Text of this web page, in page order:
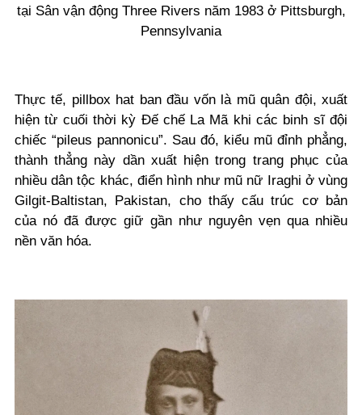
tại Sân vận động Three Rivers năm 1983 ở Pittsburgh,
Pennsylvania
Thực tế, pillbox hat ban đầu vốn là mũ quân đội, xuất
hiện từ cuối thời kỳ Đế chế La Mã khi các binh sĩ đội
chiếc “pileus pannonicu”. Sau đó, kiểu mũ đỉnh phẳng,
thành thẳng này dần xuất hiện trong trang phục của
nhiều dân tộc khác, điển hình như mũ nữ Iraghi ở vùng
Gilgit-Baltistan, Pakistan, cho thấy cấu trúc cơ bản
của nó đã được giữ gần như nguyên vẹn qua nhiều
nền văn hóa.